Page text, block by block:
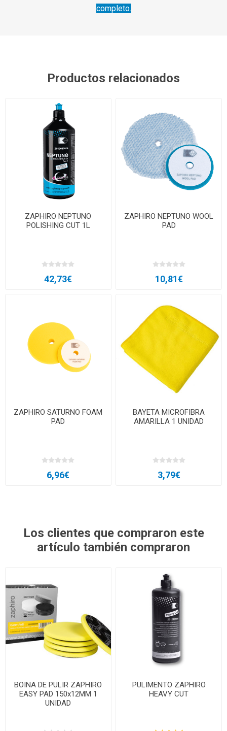
completo.
Productos relacionados
ZAPHIRO NEPTUNO
POLISHING CUT 1L
42,73€
ZAPHIRO NEPTUNO WOOL
PAD
10,81€
ZAPHIRO SATURNO FOAM
PAD
6,96€
BAYETA MICROFIBRA
AMARILLA 1 UNIDAD
3,79€
Los clientes que compraron este
artículo también compraron
BOINA DE PULIR ZAPHIRO
EASY PAD 150x12MM 1
UNIDAD
PULIMENTO ZAPHIRO
HEAVY CUT